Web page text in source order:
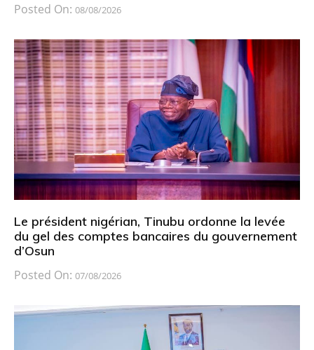
Posted On: 08/08/2026
Le président nigérian, Tinubu ordonne la levée
du gel des comptes bancaires du gouvernement
d’Osun
Posted On: 07/08/2026